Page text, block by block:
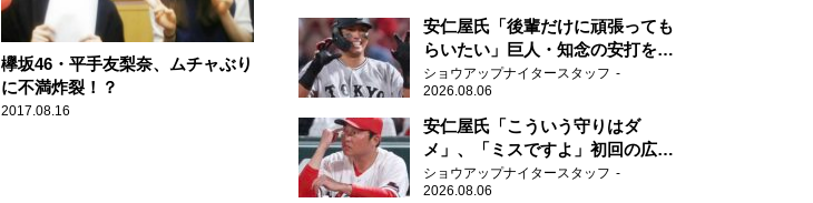
欅坂46・平手友梨奈、ムチャぶり
に不満炸裂！？
2017.08.16
安仁屋氏「後輩だけに頑張っても
らいたい」巨人・知念の安打を喜
ぶ
ショウアップナイタースタッフ
2026.08.06
安仁屋氏「こういう守りはダ
メ」、「ミスですよ」初回の広島
の守備に苦言
ショウアップナイタースタッフ
2026.08.06